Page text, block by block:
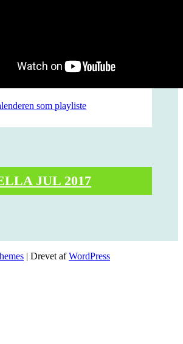
som playliste
JUL 2017
| Drevet afWordPress